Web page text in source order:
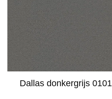
Dallas donkergrijs 0101